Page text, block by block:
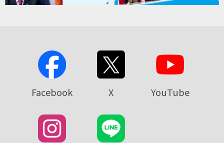
Facebook X YouTube